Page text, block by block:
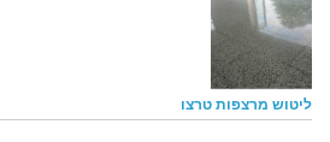
ליטוש מרצפות טרצו